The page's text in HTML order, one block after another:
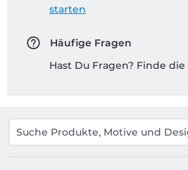
starten
Häufige Fragen
Hast Du Fragen? Finde